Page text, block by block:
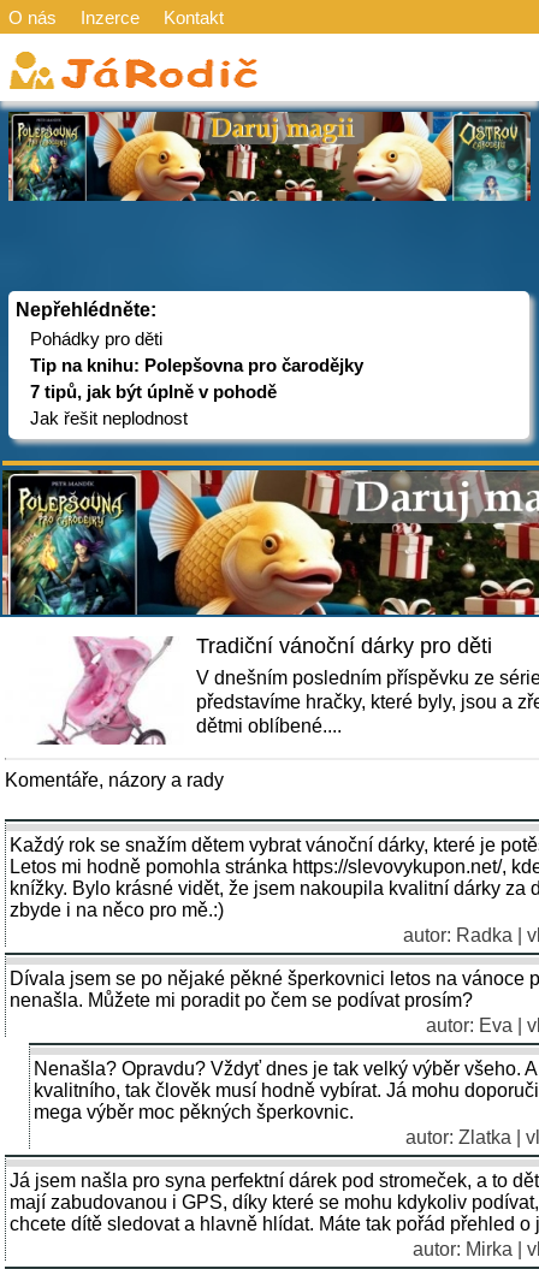
O nás Inzerce Kontakt
Nepřehlédněte:
Pohádky pro děti
Tip na knihu: Polepšovna pro čarodějky
7 tipů, jak být úplně v pohodě
Jak řešit neplodnost
Tradiční vánoční dárky pro děti
V dnešním posledním příspěvku ze
představíme hračky, které byly, jsou a
dětmi oblíbené....
Komentáře, názory a rady
Každý rok se snažím dětem vybrat vánoční dárky, které je
Letos mi hodně pomohla stránka https://slevovykupon.net/,
knížky. Bylo krásné vidět, že jsem nakoupila kvalitní dárky za
zbyde i na něco pro mě.:)
autor: Radka |
Dívala jsem se po nějaké pěkné šperkovnici letos na vánoce
nenašla. Můžete mi poradit po čem se podívat prosím?
autor: Eva |
Nenašla? Opravdu? Vždyť dnes je tak velký výběr všeho.
kvalitního, tak člověk musí hodně vybírat. Já mohu
mega výběr moc pěkných šperkovnic.
autor: Zlatka |
Já jsem našla pro syna perfektní dárek pod stromeček, a to
mají zabudovanou i GPS, díky které se mohu kdykoliv
chcete dítě sledovat a hlavně hlídat. Máte tak pořád přehled o
autor: Mirka |